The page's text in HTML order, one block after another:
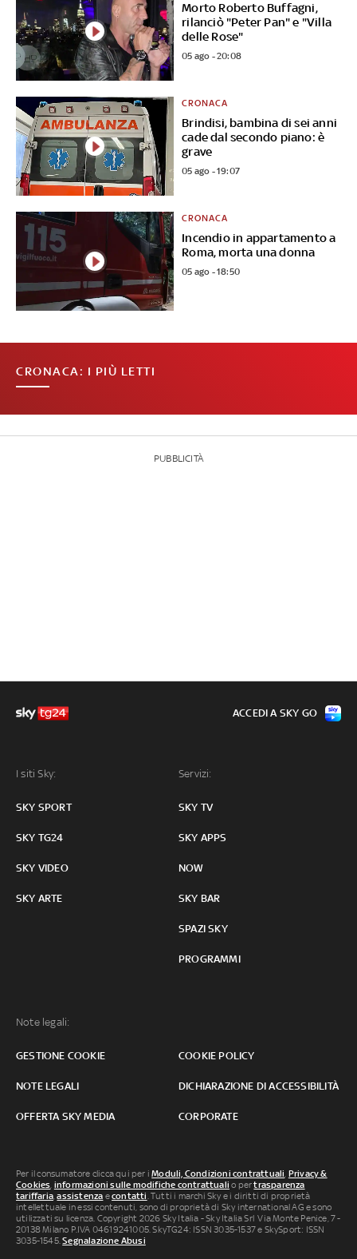
Morto Roberto Buffagni,
rilanciò "Peter Pan" e "Villa
delle Rose"
05 ago - 20:08
Brindisi, bambina di sei anni
cade dal secondo piano: è
grave
CRONACA
05 ago - 19:07
Incendio in appartamento a
Roma, morta una donna
CRONACA
05 ago - 18:50
CRONACA: I PIÙ LETTI
PUBBLICITÀ
I siti Sky:
SKY SPORT
SKY TG24
SKY VIDEO
SKY ARTE
Servizi:
SKY TV
SKY APPS
NOW
SKY BAR
SPAZI SKY
PROGRAMMI
Note legali:
GESTIONE COOKIE COOKIE POLICY
NOTE LEGALI DICHIARAZIONE DI ACCESSIBILITÀ
OFFERTA SKY MEDIA CORPORATE
ACCEDI A SKY GO
Per il consumatore clicca qui per iModuli, Condizioni contrattuali, Privacy &
Cookies, informazioni sulle modifiche contrattuali o pertrasparenza
tariffaria,assistenza econtatti. Tutti i marchi Sky e i diritti di proprietà
intellettuale in essi contenuti, sono di proprietà di Sky international AG e sono
utilizzati su licenza. Copyright 2026 Sky Italia - Sky Italia Srl Via Monte Penice, 7 -
20138 Milano P.IVA 04619241005. SkyTG24: ISSN 3035-1537 e SkySport: ISSN
3035-1545.Segnalazione Abusi